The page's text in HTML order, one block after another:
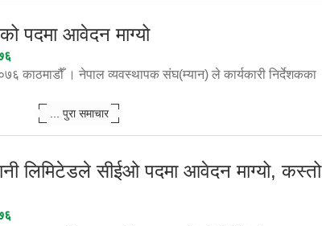
पदमा आवेदन माग्यो
काठमाडौँ । नेपाल व्यवस्थापक संघ(म्यान) ले कार्यकारी निर्देशकका
... पुरा समाचार
लिमिटेडले सीईओ पदमा आवेदन माग्यो, कस्तो